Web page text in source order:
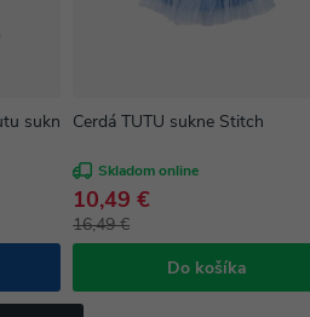
sukne s doplnkami
Cerdá TUTU sukne Stitch
Skladom online
16,49 €
10,49 €
Do košíka